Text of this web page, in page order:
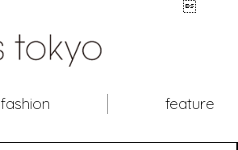

fashion feature